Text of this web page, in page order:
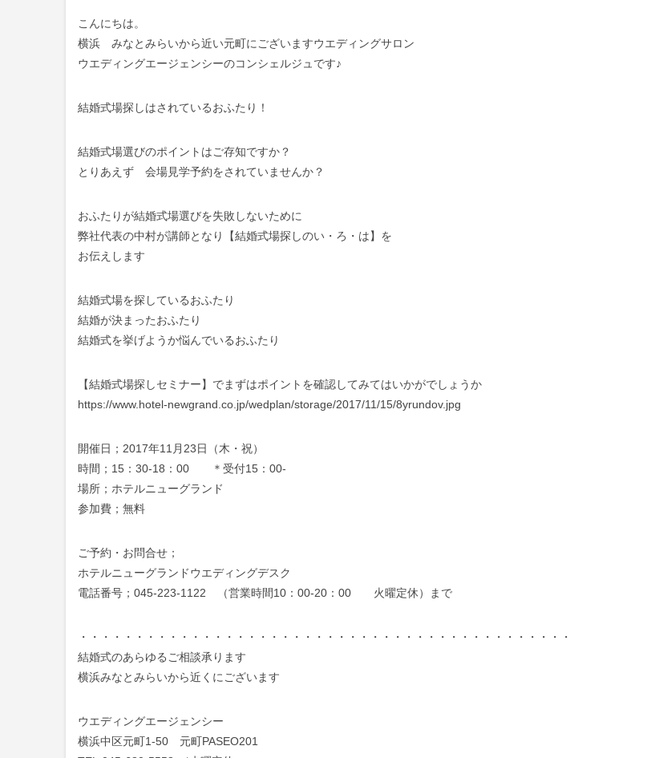
こんにちは。
横浜 みなとみらいから近い元町にございますウエディングサロン
ウエディングエージェンシーのコンシェルジュです♪
結婚式場探しはされているおふたり！
結婚式場選びのポイントはご存知ですか？
とりあえず 会場見学予約をされていませんか？
おふたりが結婚式場選びを失敗しないために
弊社代表の中村が講師となり【結婚式場探しのい・ろ・は】を
お伝えします
結婚式場を探しているおふたり
結婚が決まったおふたり
結婚式を挙げようか悩んでいるおふたり
【結婚式場探しセミナー】でまずはポイントを確認してみてはいかがでしょうか
https://www.hotel-newgrand.co.jp/wedplan/storage/2017/11/15/8yrundov.jpg
開催日；2017年11月23日（木・祝）
時間；15：30-18：00 ＊受付15：00-
場所；ホテルニューグランド
参加費；無料
ご予約・お問合せ；
ホテルニューグランドウエディングデスク
電話番号；045-223-1122 （営業時間10：00-20：00 火曜定休）まで
・・・・・・・・・・・・・・・・・・・・・・・・・・・・・・・・・・・・・・・・・・・・
結婚式のあらゆるご相談承ります
横浜みなとみらいから近くにございます
ウエディングエージェンシー
横浜中区元町1-50 元町PASEO201